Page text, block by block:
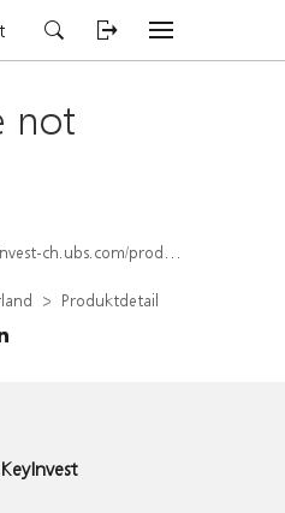
not
produkt/detail/index/isin/CH1578404373
Produktdetail